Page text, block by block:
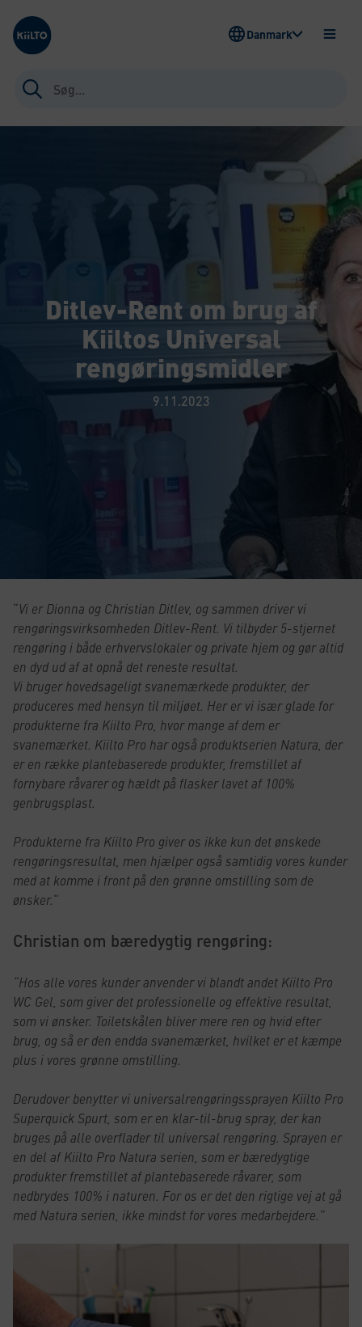
Kiilto Denmark
Søg
efter:
ÅBEN
Danmark
Ditlev-Rent om brug af
Kiiltos Universal
rengøringsmidler
9.11.2023
“Vi er Dionna og Christian Ditlev, og sammen driver vi
rengøringsvirksomheden Ditlev-Rent. Vi tilbyder 5-stjernet
rengøring i både erhvervslokaler og private hjem og gør altid
en dyd ud af at opnå det reneste resultat.
Vi bruger hovedsageligt svanemærkede produkter, der
produceres med hensyn til miljøet. Her er vi især glade for
produkterne fra Kiilto Pro, hvor mange af dem er
svanemærket. Kiilto Pro har også produktserien Natura, der
er en række plantebaserede produkter, fremstillet af
fornybare råvarer og hældt på flasker lavet af 100%
genbrugsplast.
Produkterne fra Kiilto Pro giver os ikke kun det ønskede
rengøringsresultat, men hjælper også samtidig vores kunder
med at komme i front på den grønne omstilling som de
ønsker.“
Christian om bæredygtig rengøring:
“Hos alle vores kunder anvender vi blandt andet Kiilto Pro
WC Gel, som giver det professionelle og effektive resultat,
som vi ønsker. Toiletskålen bliver mere ren og hvid efter
brug, og så er den endda svanemærket, hvilket er et kæmpe
plus i vores grønne omstilling.
Derudover benytter vi universalrengøringssprayen Kiilto Pro
Superquick Spurt, som er en klar-til-brug spray, der kan
bruges på alle overflader til universal rengøring. Sprayen er
en del af Kiilto Pro Natura serien, som er bæredygtige
produkter fremstillet af plantebaserede råvarer, som
nedbrydes 100% i naturen. For os er det den rigtige vej at gå
med Natura serien, ikke mindst for vores medarbejdere.”